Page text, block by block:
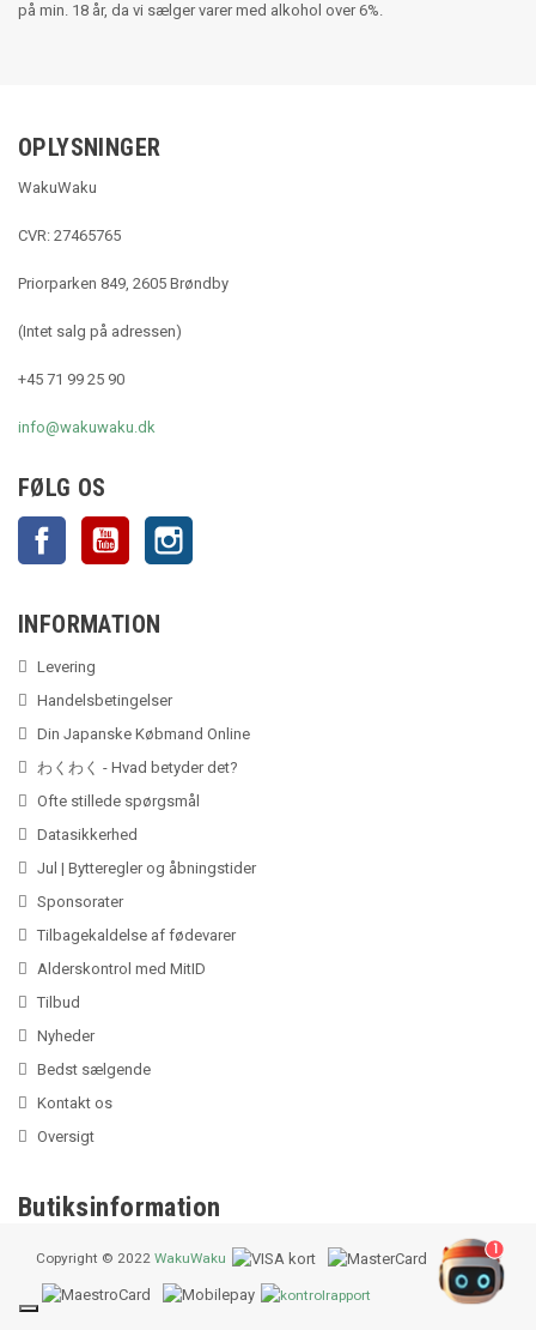
på min. 18 år, da vi sælger varer med alkohol over 6%.
OPLYSNINGER
WakuWaku
CVR: 27465765
Priorparken 849, 2605 Brøndby
(Intet salg på adressen)
+45 71 99 25 90
info@wakuwaku.dk
FØLG OS
Facebook YouTube
INFORMATION
Levering
Handelsbetingelser
Din Japanske Købmand Online
わくわく - Hvad betyder det?
Ofte stillede spørgsmål
Datasikkerhed
Jul | Bytteregler og åbningstider
Sponsorater
Tilbagekaldelse af fødevarer
Alderskontrol med MitID
Tilbud
Nyheder
Bedst sælgende
Kontakt os
Oversigt
Butiksinformation
Copyright © 2022 WakuWaku
1